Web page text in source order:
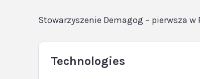
Stowarzyszenie Demagog – pierwsza
Technologies